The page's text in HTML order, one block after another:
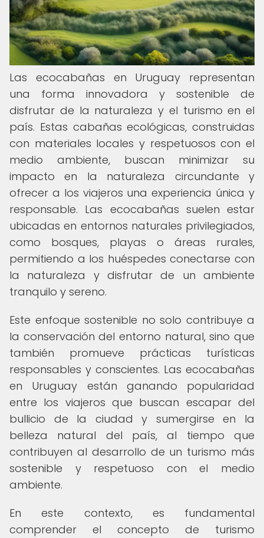
Las ecocabañas en Uruguay representan
una forma innovadora y sostenible de
disfrutar de la naturaleza y el turismo en el
país. Estas cabañas ecológicas, construidas
con materiales locales y respetuosos con el
medio ambiente, buscan minimizar su
impacto en la naturaleza circundante y
ofrecer a los viajeros una experiencia única y
responsable. Las ecocabañas suelen estar
ubicadas en entornos naturales privilegiados,
como bosques, playas o áreas rurales,
permitiendo a los huéspedes conectarse con
la naturaleza y disfrutar de un ambiente
tranquilo y sereno.
Este enfoque sostenible no solo contribuye a
la conservación del entorno natural, sino que
también promueve prácticas turísticas
responsables y conscientes. Las ecocabañas
en Uruguay están ganando popularidad
entre los viajeros que buscan escapar del
bullicio de la ciudad y sumergirse en la
belleza natural del país, al tiempo que
contribuyen al desarrollo de un turismo más
sostenible y respetuoso con el medio
ambiente.
En este contexto, es fundamental
comprender el concepto de turismo